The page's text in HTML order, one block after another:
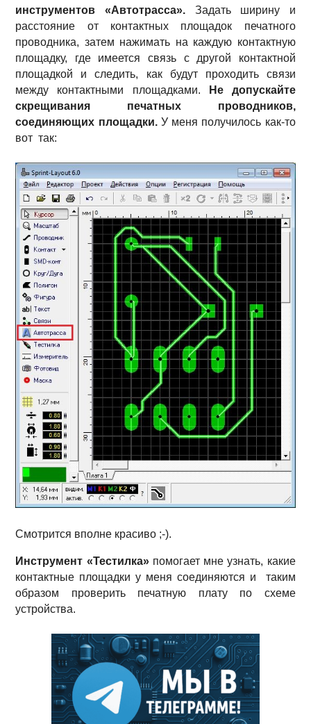
инструментов «Автотрасса».Задать ширину и
расстояние от контактных площадок печатного
проводника, затем нажимать на каждую контактную
площадку, где имеется связь с другой контактной
площадкой и следить, как будут проходить связи
между контактными площадками.
Не допускайте
скрещивания печатных проводников,
соединяющих площадки.У меня получилось как-то
вот так:
Смотрится вполне красиво ;-).
Инструмент «Тестилка» помогает мне узнать, какие
контактные площадки у меня соединяются и таким
образом проверить печатную плату по схеме
устройства.